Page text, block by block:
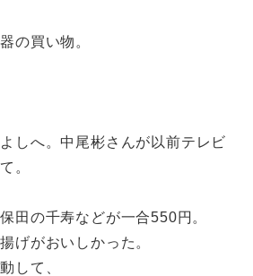
の買い物。
しへ。中尾彬さんが以前テレビ
。
田の千寿などが一合550円。
げがおいしかった。
して、